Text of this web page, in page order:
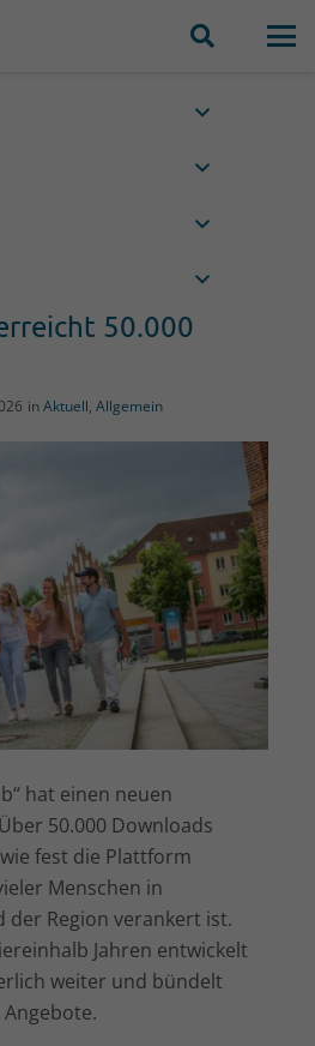
50.000
inAktuell,Allgemein
hat einen neuen
50.000 Downloads
fest die Plattform
Menschen in
Region verankert ist.
Jahren entwickelt
weiter und bündelt